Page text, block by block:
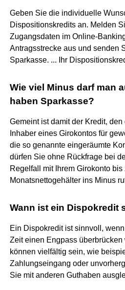
Geben Sie die individuelle
Dispositionskredits an. Melden
Zugangsdaten im Online-
Antragsstrecke aus und senden
Sparkasse. ... Ihr
Wie viel Minus darf man
haben Sparkasse?
Gemeint ist damit der Kredit,
Inhaber eines Girokontos für
die so genannte eingeräumte
dürfen Sie ohne Rückfrage bei
Regelfall mit Ihrem Girokonto bis
Monatsnettogehälter ins Minus
Wann ist ein Dispokredit
Ein Dispokredit ist sinnvoll,
Zeit einen Engpass
können vielfältig sein, wie
Zahlungseingang oder
Sie mit anderen Guthaben